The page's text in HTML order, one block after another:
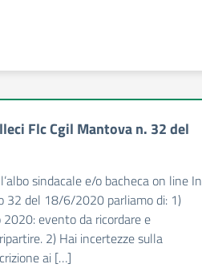
Flc Cgil Mantova n. 32 del
sindacale e/o bacheca on line In
32 del 18/6/2020 parliamo di: 1)
evento da ricordare e
2) Hai incertezze sulla
ai […]